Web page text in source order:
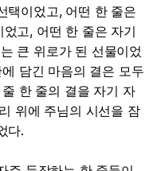
택이었고, 어떤 한 줄은
고, 어떤 한 줄은 자기
큰 위로가 된 선물이었
담긴 마음의 결은 모두
한 줄의 결을 자기 자
위에 주님의 시선을 잠
다.